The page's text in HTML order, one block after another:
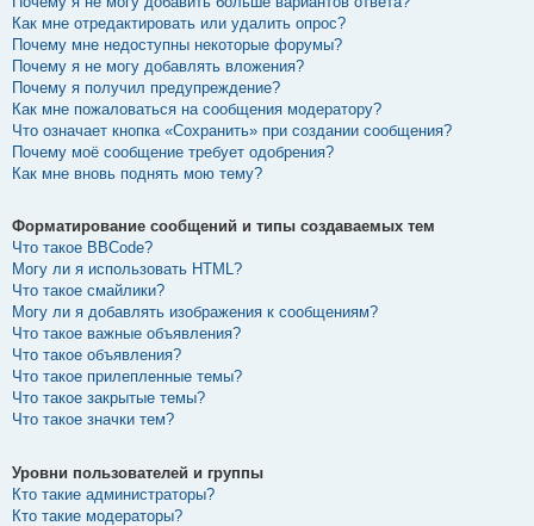
Как мне отредактировать или удалить опрос?
Почему мне недоступны некоторые форумы?
Почему я не могу добавлять вложения?
Почему я получил предупреждение?
Как мне пожаловаться на сообщения модератору?
Что означает кнопка «Сохранить» при создании сообщения?
Почему моё сообщение требует одобрения?
Как мне вновь поднять мою тему?
Форматирование сообщений и типы создаваемых тем
Что такое BBCode?
Могу ли я использовать HTML?
Что такое смайлики?
Могу ли я добавлять изображения к сообщениям?
Что такое важные объявления?
Что такое объявления?
Что такое прилепленные темы?
Что такое закрытые темы?
Что такое значки тем?
Уровни пользователей и группы
Кто такие администраторы?
Кто такие модераторы?